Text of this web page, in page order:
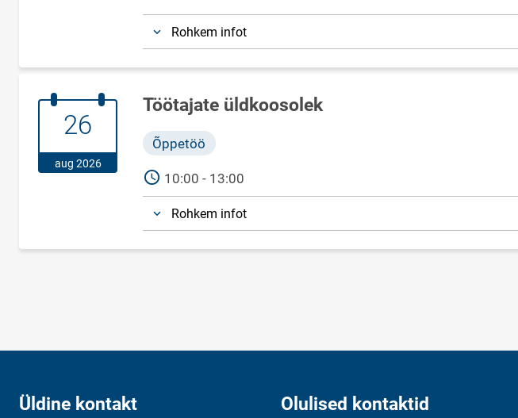
Rohkem infot
26.august.2026
26
aug 2026
Töötajate üldkoosolek
Õppetöö
AEG10:00 - 13:00
Rohkem infot
Üldine kontakt Olulised kontaktid